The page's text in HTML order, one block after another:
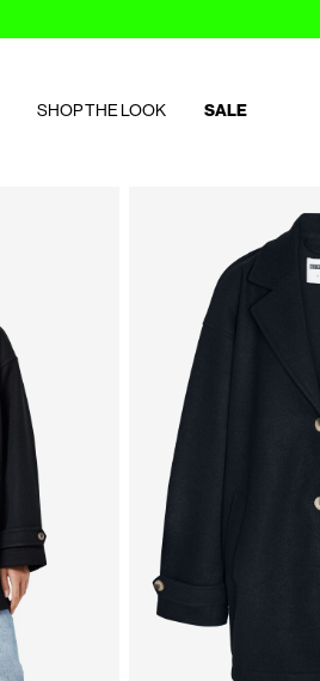
SHOP THE LOOK SALE